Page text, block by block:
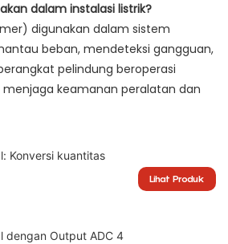
dalam instalasi listrik?
digunakan dalam sistem
beban, mendeteksi gangguan,
pelindung beroperasi
keamanan peralatan dan
Konversi kuantitas
Lihat Produk
dengan Output ADC 4